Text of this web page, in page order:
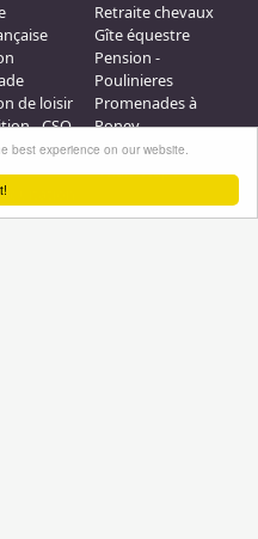
best experience on our website.
de loisir
- CSO
à
Equitation
Retraite chevaux
Gîte équestre
Pension -
Poulinieres
Promenades à
Poney
Saut d obstacle
Relais étape